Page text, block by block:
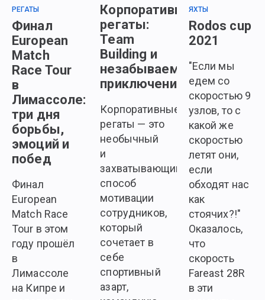
РЕГАТЫ
Финал
European
Match
Race Tour
в
Лимассоле:
три дня
борьбы,
эмоций и
побед
Финал
European
Match Race
Tour в этом
году прошёл
в
Лимассоле
на Кипре и
Корпоративные
регаты:
Team
Building и
незабываемое
приключение
Корпоративные
регаты — это
необычный
и
захватывающий
способ
мотивации
сотрудников,
который
сочетает в
себе
спортивный
азарт,
ЯХТЫ
Rodos cup
2021
"Если мы
едем со
скоростью 9
узлов, то с
какой же
скоростью
летят они,
если
обходят нас
как
стоячих?!"
Оказалось,
что
скорость
Fareast 28R
в эти